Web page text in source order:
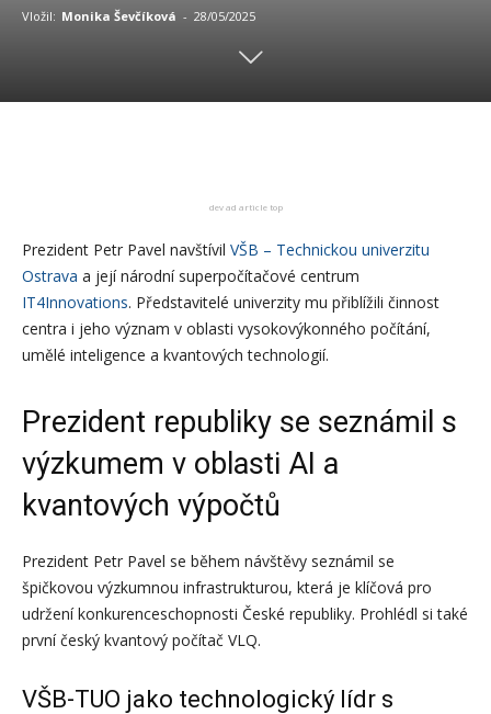
Vložil: Monika Ševčíková - 28/05/2025
dev ad article top
Prezident Petr Pavel navštívil VŠB – Technickou univerzitu
Ostrava a její národní superpočítačové centrum
IT4Innovations. Představitelé univerzity mu přiblížili činnost
centra i jeho význam v oblasti vysokovýkonného počítání,
umělé inteligence a kvantových technologií.
Prezident republiky se seznámil s
výzkumem v oblasti AI a
kvantových výpočtů
Prezident Petr Pavel se během návštěvy seznámil se
špičkovou výzkumnou infrastrukturou, která je klíčová pro
udržení konkurenceschopnosti České republiky. Prohlédl si také
první český kvantový počítač VLQ.
VŠB-TUO jako technologický lídr s